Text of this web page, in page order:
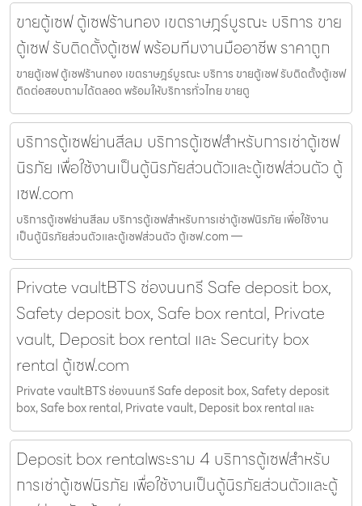
ขายตู้เซฟ ตู้เซฟร้านทอง เขตราษฎร์บูรณะ บริการ ขาย
ตู้เซฟ รับติดตั้งตู้เซฟ พร้อมทีมงานมืออาชีพ ราคาถูก
ขายตู้เซฟ ตู้เซฟร้านทอง เขตราษฎร์บูรณะ บริการ ขายตู้เซฟ รับติดตั้งตู้เซฟ
ติดต่อสอบถามได้ตลอด พร้อมให้บริการทั่วไทย ขายตู
บริการตู้เซฟย่านสีลม บริการตู้เซฟสำหรับการเช่าตู้เซฟ
นิรภัย เพื่อใช้งานเป็นตู้นิรภัยส่วนตัวและตู้เซฟส่วนตัว ตู้
เซฟ.com
บริการตู้เซฟย่านสีลม บริการตู้เซฟสำหรับการเช่าตู้เซฟนิรภัย เพื่อใช้งาน
เป็นตู้นิรภัยส่วนตัวและตู้เซฟส่วนตัว ตู้เซฟ.com —
Private vaultBTS ช่องนนทรี Safe deposit box,
Safety deposit box, Safe box rental, Private
vault, Deposit box rental และ Security box
rental ตู้เซฟ.com
Private vaultBTS ช่องนนทรี Safe deposit box, Safety deposit
box, Safe box rental, Private vault, Deposit box rental และ
Deposit box rentalพระราม 4 บริการตู้เซฟสำหรับ
การเช่าตู้เซฟนิรภัย เพื่อใช้งานเป็นตู้นิรภัยส่วนตัวและตู้